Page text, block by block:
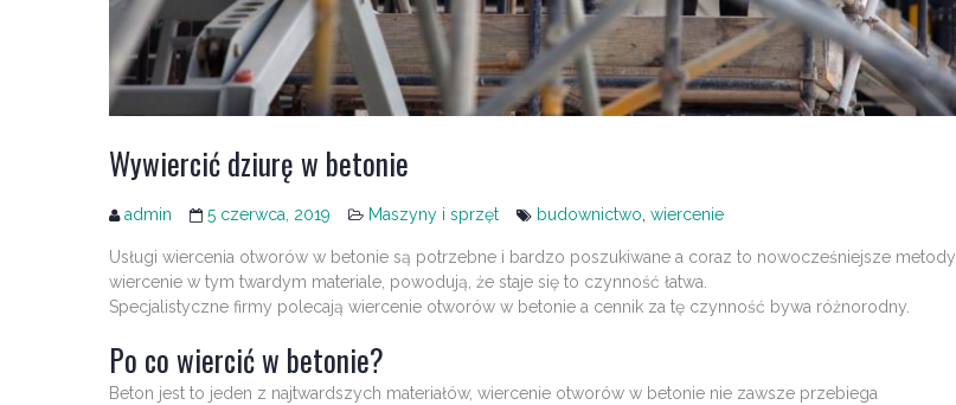
Wywiercić dziurę w betonie
admin 5 czerwca, 2019 Maszyny i sprzęt budownictwo, wiercenie
Usługi wiercenia otworów w betonie są potrzebne i bardzo poszukiwane a coraz to nowocześniejsze metody
wiercenie w tym twardym materiale, powodują, że staje się to czynność łatwa.
Specjalistyczne firmy polecają wiercenie otworów w betonie a cennik za tę czynność bywa różnorodny.
Po co wiercić w betonie?
Beton jest to jeden z najtwardszych materiałów, wiercenie otworów w betonie nie zawsze przebiega